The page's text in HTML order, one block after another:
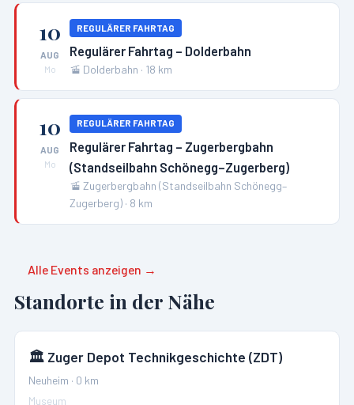
10
AUG
Mo
REGULÄRER FAHRTAG
Regulärer Fahrtag – Dolderbahn
🚡 Dolderbahn · 18 km
10
AUG
Mo
REGULÄRER FAHRTAG
Regulärer Fahrtag – Zugerbergbahn
(Standseilbahn Schönegg–Zugerberg)
🚡 Zugerbergbahn (Standseilbahn Schönegg–
Zugerberg) · 8 km
Alle Events anzeigen →
Standorte in der Nähe
🏛️ Zuger Depot Technikgeschichte (ZDT)
Neuheim · 0 km
Museum